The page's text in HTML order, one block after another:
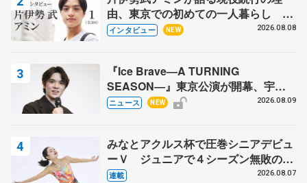
由、東京での初めての一人暮らし 注
目スケーターの「今」に迫る
インタビュー NEW 2026.08.08
『Ice Brave―A TURNING
SEASON―』東京公演が開幕、宇野
昌磨の『Ice Brave』にかける思いを
ニュース NEW 2026.08.09
みなとアクルス杯で圧巻シニアデビュ
ーＶ ジュニアで４シーズン無敗の島
田麻央
連載 2026.08.07